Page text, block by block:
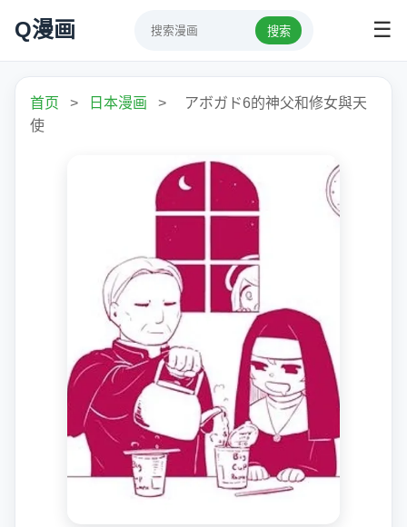
Q漫画 搜索 ☰
首页 > 日本漫画 >
アボガド6的神父和修女與天
使